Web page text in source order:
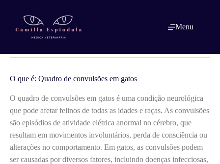
conteúdo
Menu
O que é: Quadro de convulsões em
gatos
O que é: Quadro de convulsões em gatos
O quadro de convulsões em gatos é uma condição neurológica
que pode afetar felinos de todas as idades e raças. As convulsões
são episódios de atividade elétrica anormal no cérebro, que
resultam em movimentos involuntários, perda de consciência ou
alterações no comportamento. Em gatos, as convulsões podem
ser causadas por diversos fatores, incluindo doenças infecciosas,